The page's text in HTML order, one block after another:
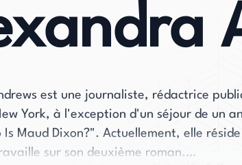
est une journaliste, rédactrice
York, à l'exception d'un séjour de un
Is Maud Dixon?". Actuellement, elle
sur son deuxième roman.